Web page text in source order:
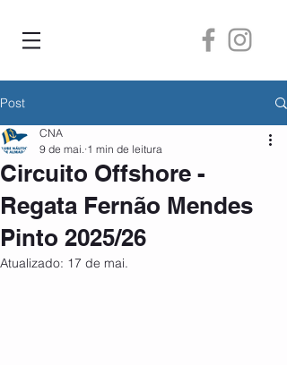
Post
Circuito Offshore -
Regata Fernão Mendes
Pinto 2025/26
CNA
9 de mai. 1 min de leitura
Atualizado: 17 de mai.